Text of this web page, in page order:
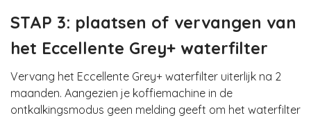
STAP 3: plaatsen of vervangen van
het Eccellente Grey+ waterfilter
Vervang het Eccellente Grey+ waterfilter uiterlijk na 2
maanden. Aangezien je koffiemachine in de
ontkalkingsmodus geen melding geeft om het waterfilter